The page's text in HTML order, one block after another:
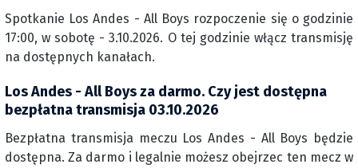
Spotkanie Los Andes - All Boys rozpoczenie się o godzinie
17:00, w sobotę - 3.10.2026. O tej godzinie włącz transmisję
na dostępnych kanałach.
Los Andes - All Boys za darmo. Czy jest dostępna
bezpłatna transmisja 03.10.2026
Bezpłatna transmisja meczu Los Andes - All Boys będzie
dostępna. Za darmo i legalnie możesz obejrzec ten mecz w